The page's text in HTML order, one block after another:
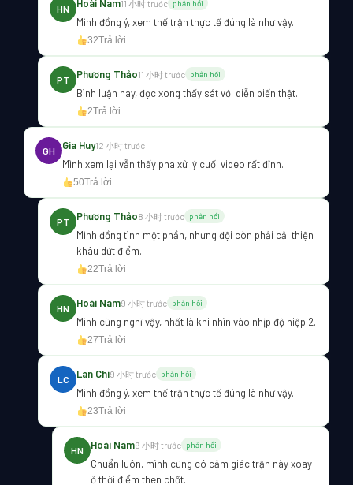
HN Hoài Nam11 小时 trước phản hồi
Mình đồng ý, xem thế trận thực tế đúng là như vậy.
32Trả lời
PT Phương Thảo11 小时 trước phản hồi
Bình luận hay, đọc xong thấy sát với diễn biến thật.
2Trả lời
GH Gia Huy12 小时 trước
Mình xem lại vẫn thấy pha xử lý cuối video rất đỉnh.
50Trả lời
PT Phương Thảo8 小时 trước phản hồi
Mình đồng tình một phần, nhưng đội còn phải cải thiện
khâu dứt điểm.
22Trả lời
HN Hoài Nam9 小时 trước phản hồi
Mình cũng nghĩ vậy, nhất là khi nhìn vào nhịp độ hiệp 2.
27Trả lời
LC Lan Chi9 小时 trước phản hồi
Mình đồng ý, xem thế trận thực tế đúng là như vậy.
23Trả lời
HN Hoài Nam9 小时 trước phản hồi
Chuẩn luôn, mình cũng có cảm giác trận này xoay
ở thời điểm then chốt.